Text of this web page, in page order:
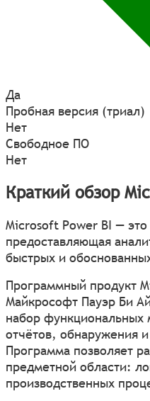
Да
Пробная версия (триал)
Нет
Свободное ПО
Нет
Краткий обзор
Microsoft Power BI —
предоставляющая
быстрых и
Программный продукт
Майкрософт Пауэр Би
набор функциональных
отчётов, обнаружения
Программа позволяет
предметной области:
производственных